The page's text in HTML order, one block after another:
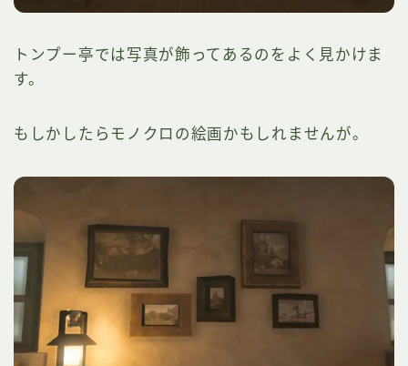
トンプー亭では写真が飾ってあるのをよく見かけま
す。
もしかしたらモノクロの絵画かもしれませんが。